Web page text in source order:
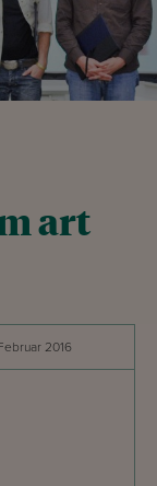
art
2016